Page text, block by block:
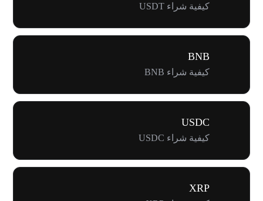
كيفية شراء USDT
BNB
كيفية شراء BNB
USDC
كيفية شراء USDC
XRP